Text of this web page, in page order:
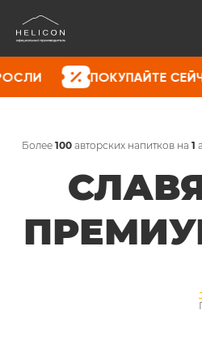
ПОКУПАЙТЕ СЕЙЧАС, ПОКА
Более 100авторских напитков на 1